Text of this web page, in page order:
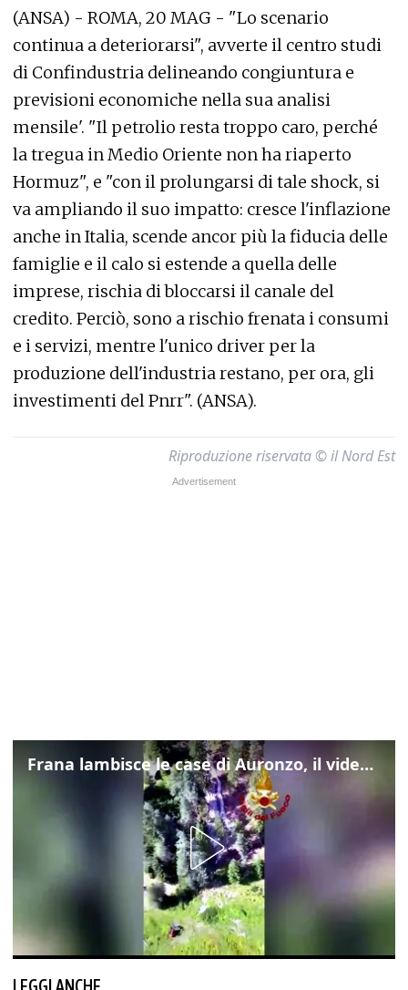
(ANSA) - ROMA, 20 MAG - "Lo scenario
continua a deteriorarsi", avverte il centro studi
di Confindustria delineando congiuntura e
previsioni economiche nella sua analisi
mensile'. "Il petrolio resta troppo caro, perché
la tregua in Medio Oriente non ha riaperto
Hormuz", e "con il prolungarsi di tale shock, si
va ampliando il suo impatto: cresce l'inflazione
anche in Italia, scende ancor più la fiducia delle
famiglie e il calo si estende a quella delle
imprese, rischia di bloccarsi il canale del
credito. Perciò, sono a rischio frenata i consumi
e i servizi, mentre l'unico driver per la
produzione dell'industria restano, per ora, gli
investimenti del Pnrr". (ANSA).
Riproduzione riservata © il Nord Est
Frana lambisce le case di Auronzo, il video dall'elicottero dei vigili del fuoco